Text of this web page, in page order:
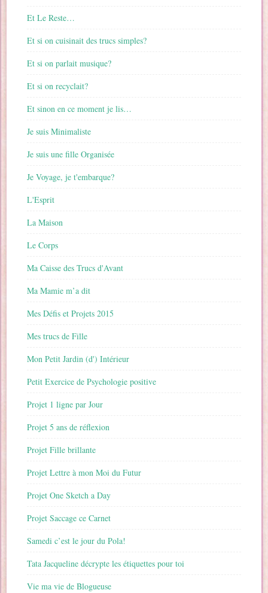
Et Le Reste…
Et si on cuisinait des trucs simples?
Et si on parlait musique?
Et si on recyclait?
Et sinon en ce moment je lis…
Je suis Minimaliste
Je suis une fille Organisée
Je Voyage, je t'embarque?
L'Esprit
La Maison
Le Corps
Ma Caisse des Trucs d'Avant
Ma Mamie m’a dit
Mes Défis et Projets 2015
Mes trucs de Fille
Mon Petit Jardin (d') Intérieur
Petit Exercice de Psychologie positive
Projet 1 ligne par Jour
Projet 5 ans de réflexion
Projet Fille brillante
Projet Lettre à mon Moi du Futur
Projet One Sketch a Day
Projet Saccage ce Carnet
Samedi c’est le jour du Pola!
Tata Jacqueline décrypte les étiquettes pour toi
Vie ma vie de Blogueuse